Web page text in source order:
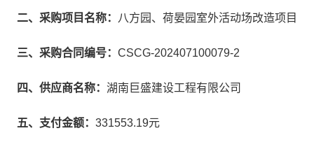
二、采购项目名称： 八方园、荷晏园室外活动场改造项目
三、采购合同编号： CSCG-202407100079-2
四、供应商名称： 湖南巨盛建设工程有限公司
五、支付金额： 331553.19元